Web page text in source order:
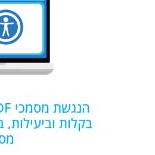
בקלות